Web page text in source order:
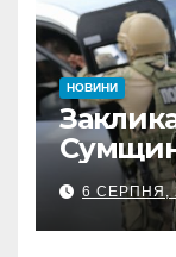
НОВИНИ
з
6 СЕРПНЯ,